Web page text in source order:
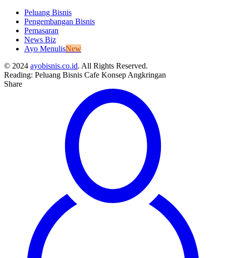
Peluang Bisnis
Pengembangan Bisnis
Pemasaran
News Biz
Ayo MenulisNew
© 2024 ayobisnis.co.id. All Rights Reserved.
Reading: Peluang Bisnis Cafe Konsep Angkringan
Share